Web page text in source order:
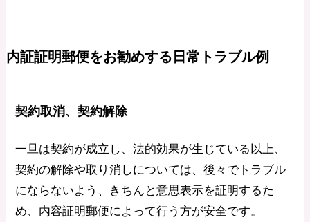
内証証明郵便をお勧めする日常トラブル例
契約取消、契約解除
一旦は契約が成立し、法的効果が生じている以上、
契約の解除や取り消しについては、後々でトラブル
にならないよう、きちんと意思表示を証明するた
め、内容証明郵便によって行う方が安全です。